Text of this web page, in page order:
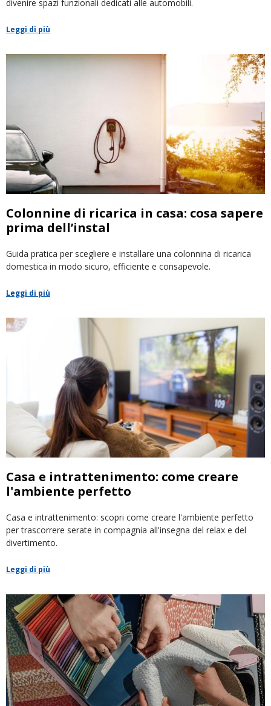
divenire spazi funzionali dedicati alle automobili.
Leggi di più
Colonnine di ricarica in casa: cosa sapere
prima dell’instal
Guida pratica per scegliere e installare una colonnina di ricarica
domestica in modo sicuro, efficiente e consapevole.
Leggi di più
Casa e intrattenimento: come creare
l'ambiente perfetto
Casa e intrattenimento: scopri come creare l'ambiente perfetto
per trascorrere serate in compagnia all'insegna del relax e del
divertimento.
Leggi di più